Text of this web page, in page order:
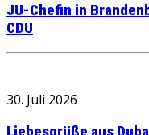
JU-Chefin in
CDU
30. Juli 2026